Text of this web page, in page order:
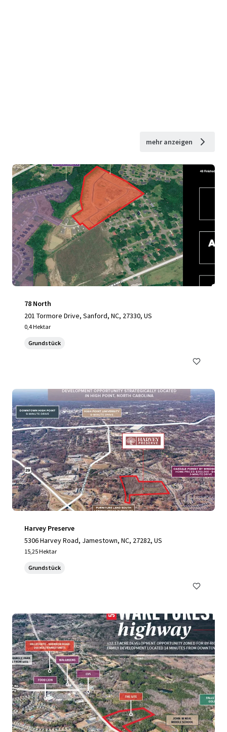
mehr anzeigen
78 North
201 Tormore Drive, Sanford, NC, 27330, US
0,4 Hektar
Grundstück
Harvey Preserve
5306 Harvey Road, Jamestown, NC, 27282, US
15,25 Hektar
Grundstück